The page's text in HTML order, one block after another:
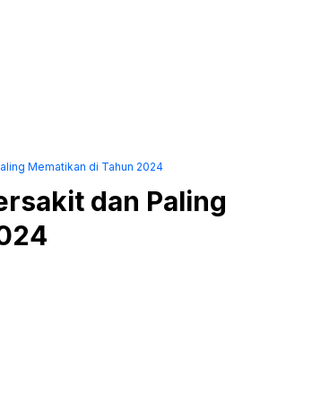
Mematikan di Tahun 2024
dan Paling